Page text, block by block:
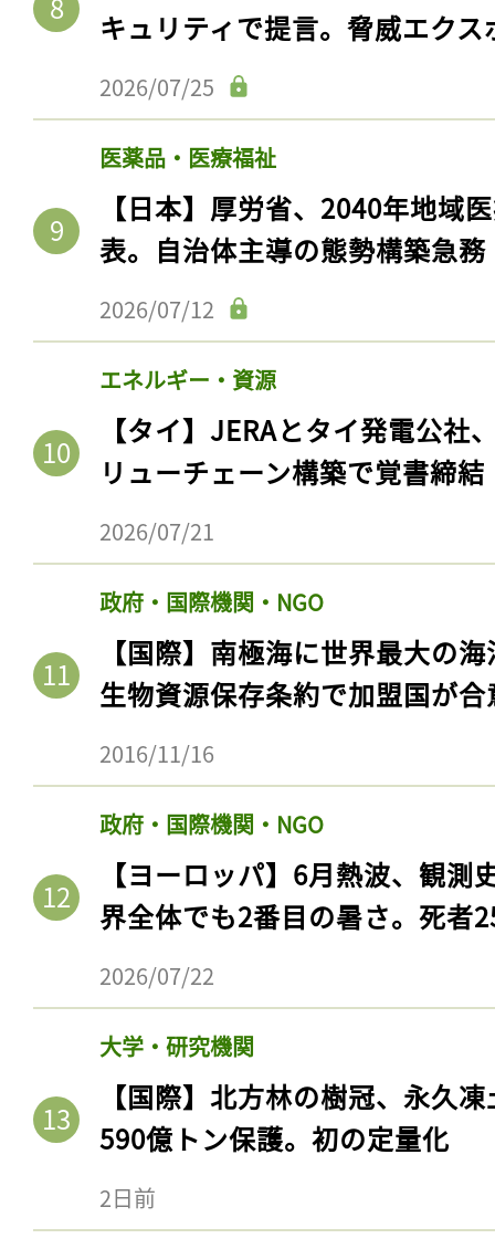
キュリティで提言。脅威エク
2026/07/25
医薬品・医療福祉
【日本】厚労省、2040年地域
表。自治体主導の態勢構築急務
2026/07/12
エネルギー・資源
【タイ】JERAとタイ発電公社
リューチェーン構築で覚書締結
2026/07/21
政府・国際機関・NGO
【国際】南極海に世界最大の
生物資源保存条約で加盟国が合
2016/11/16
政府・国際機関・NGO
【ヨーロッパ】6月熱波、観
界全体でも2番目の暑さ。死者
2026/07/22
大学・研究機関
【国際】北方林の樹冠、永久
590億トン保護。初の定量化
2日前